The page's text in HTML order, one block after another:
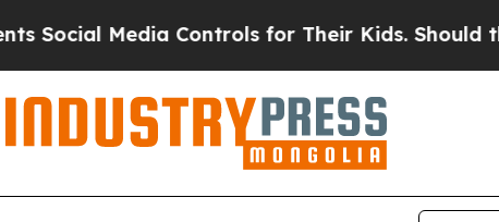
Media Controls for Their Kids. Should the US?